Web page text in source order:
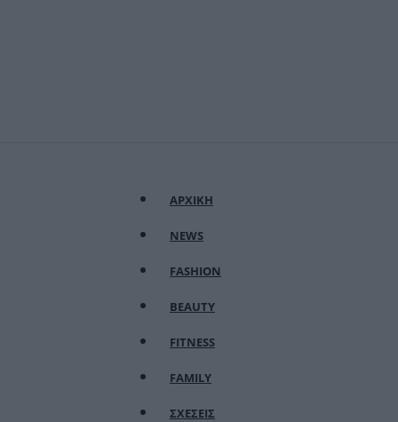
ΑΡΧΙΚΗ
NEWS
FASHION
BEAUTY
FITNESS
FAMILY
ΣΧΕΣΕΙΣ